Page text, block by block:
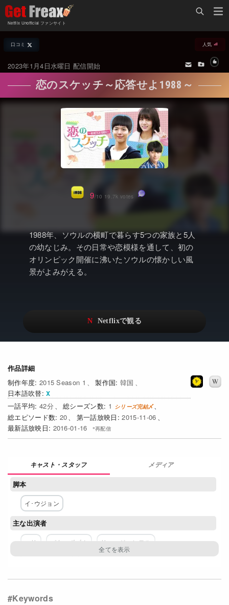
Netflix Unofficial ファンサイト
Netflix新着作品
オールジャンル
海外ドラマ・シリーズ
海外映画
国内TV番組・ドラマ
国内映画
ドキュメンタリー
日本語吹替対応作品
その他の国のTV番組
配信終了予定の作品
海外ドラマ・ラインナップ
Netflix 人気ランキング
Netflix 全作品ラインナップ
Netflix配信作品カスタム検索
トレンド
Netflix・VOD総合News
Watchlistへ
Netflix Video
Netflix 吹替版作品
Netflix 高い評価の海外作品
みんなの作品レビュー
Watchlist
Netflixコース別料金プラン
口コミ 人気
2023年1月4日水曜日 配信開始
恋のスケッチ～応答せよ1988～
1988年、ソウルの横町で暮らす5つの家族と5人
の幼なじみ。その日常や恋模様を通して、初の
オリンピック開催に沸いたソウルの懐かしい風
景がよみがえる。
作品詳細
2015 Season 1
韓国
日本語吹替
42
1
20
2015-11-06
2016-01-16
9/10 19.7k votes
メディア
脚本
イ･ウジョン
主な出演者
ヘリ パク・ボゴム リュ・ジュンヨル
ネットワーク
tvN